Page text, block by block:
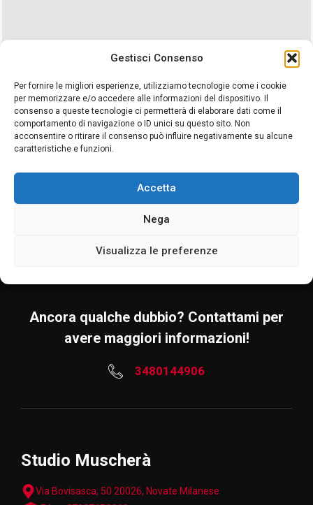
Gestisci Consenso
Per fornire le migliori esperienze, utilizziamo tecnologie come i cookie
per memorizzare e/o accedere alle informazioni del dispositivo. Il
consenso a queste tecnologie ci permetterà di elaborare dati come il
comportamento di navigazione o ID unici su questo sito. Non
acconsentire o ritirare il consenso può influire negativamente su alcune
caratteristiche e funzioni.
Accetta
Nega
Visualizza le preferenze
RICHIEDI INFORMAZIONI
Ancora qualche dubbio? Contattami per
avere maggiori informazioni!
3480144906
Studio Muscherà
Via Bovisasca, 50 20026, Novate Milanese